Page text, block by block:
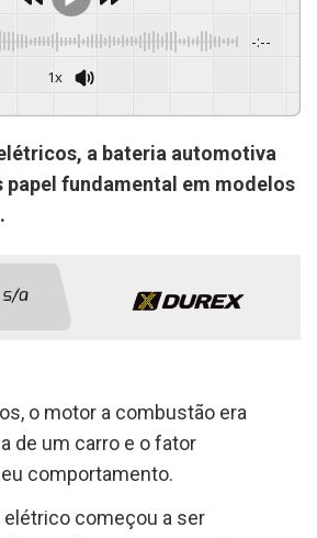
-:--
1x
GSpeech
a bateria automotiva
papel fundamental em modelos
o motor a combustão era
de um carro e o fator
comportamento.
elétrico começou a ser